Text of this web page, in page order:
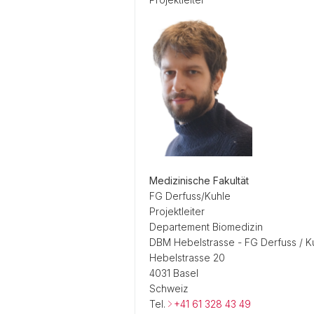
Medizinische Fakultät
FG Derfuss/Kuhle
Projektleiter
Departement Biomedizin
DBM Hebelstrasse - FG Derfuss /
Hebelstrasse 20
4031 Basel
Schweiz
Tel.
+41 61 328 43 49